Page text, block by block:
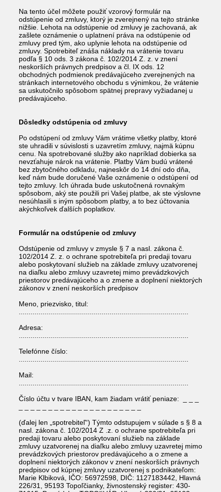
Na tento účel môžete použiť vzorový formulár na
odstúpenie od zmluvy, ktorý je zverejnený na tejto stránke
nižšie. Lehota na odstúpenie od zmluvy je zachovaná, ak
zašlete oznámenie o uplatnení práva na odstúpenie od
zmluvy pred tým, ako uplynie lehota na odstúpenie od
zmluvy. Spotrebiteľ znáša náklady na vrátenie tovaru
podľa § 10 ods. 3 zákona č. 102/2014 Z. z. v znení
neskorších právnych predpisov a čl. IX ods. 12
obchodných podmienok predávajúceho zverejnených na
stránkach internetového obchodu s výnimkou, že vrátenie
sa uskutočnilo spôsobom spätnej prepravy vyžiadanej u
predávajúceho.
Dôsledky odstúpenia od zmluvy
Po odstúpení od zmluvy Vám vrátime všetky platby, ktoré
ste uhradili v súvislosti s uzavretím zmluvy, najmä kúpnu
cenu. Na spotrebované služby ako napríklad dobierka sa
nevzťahuje nárok na vrátenie. Platby Vám budú vrátené
bez zbytočného odkladu, najneskôr do 14 dní odo dňa,
keď nám bude doručené Vaše oznámenie o odstúpení od
tejto zmluvy. Ich úhrada bude uskutočnená rovnakým
spôsobom, aký ste použili pri Vašej platbe, ak ste výslovne
nesúhlasili s iným spôsobom platby, a to bez účtovania
akýchkoľvek ďalších poplatkov.
Formulár na odstúpenie od zmluvy
Odstúpenie od zmluvy v zmysle § 7 a nasl. zákona č.
102/2014 Z. z. o ochrane spotrebiteľa pri predaji tovaru
alebo poskytovaní služieb na základe zmluvy uzatvorenej
na diaľku alebo zmluvy uzavretej mimo prevádzkových
priestorov predávajúceho a o zmene a doplnení niektorých
zákonov v znení neskorších predpisov
Meno, priezvisko, titul:
Adresa:
Telefónne číslo:
Mail:
Číslo účtu v tvare IBAN, kam žiadam vrátiť peniaze: _ _ _
(ďalej len „spotrebiteľ“) Týmto odstupujem v súlade s § 8 a
nasl. zákona č. 102/2014 Z .z. o ochrane spotrebiteľa pri
predaji tovaru alebo poskytovaní služieb na základe
zmluvy uzatvorenej na diaľku alebo zmluvy uzavretej mimo
prevádzkových priestorov predávajúceho a o zmene a
doplnení niektorých zákonov v znení neskorších právnych
predpisov od kúpnej zmluvy uzatvorenej s podnikateľom:
Marie Klbiková, IČO: 56972598 , DIČ: 1127183442 , Hlavná
226/31, 95193 Topoľčianky, živnostenský register: 430-